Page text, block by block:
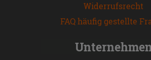
Widerrufsrecht
FAQ häufig gestellte